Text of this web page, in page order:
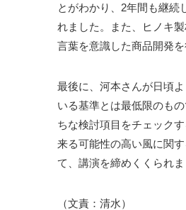
とがわかり、2年間も継続
れました。また、ヒノキ
言葉を意識した商品開発
最後に、河本さんが日頃
いる基準とは最低限のも
ちな検討項目をチェック
来る可能性の高い風に関
て、講演を締めくくられま
（文責：清水）